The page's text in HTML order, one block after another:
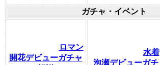
ガチャ・イベント
ロマン
開花デビューガチャ
水着
泡瀬デビューガチ